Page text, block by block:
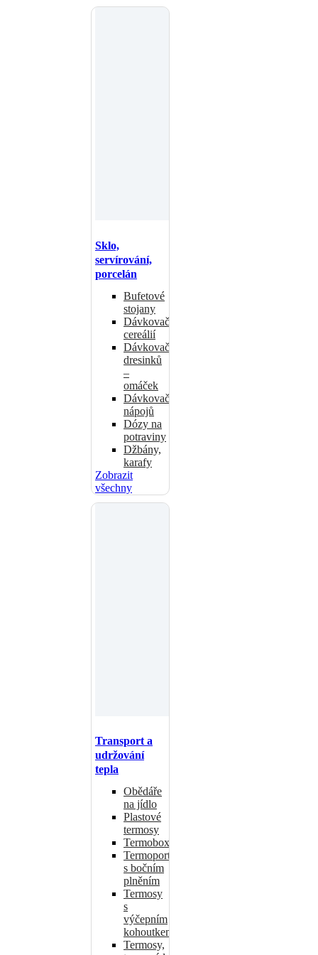
Sklo,
servírování,
porcelán
Bufetové
stojany
Dávkovače
cereálií
Dávkovače
dresinků
–
omáček
Dávkovače
nápojů
Dózy na
potraviny
Džbány,
karafy
Zobrazit
všechny
Transport a
udržování
tepla
Obědáře
na jídlo
Plastové
termosy
Termoboxy
Termoporty
s bočním
plněním
Termosy
s
výčepním
kohoutkem
Termosy,